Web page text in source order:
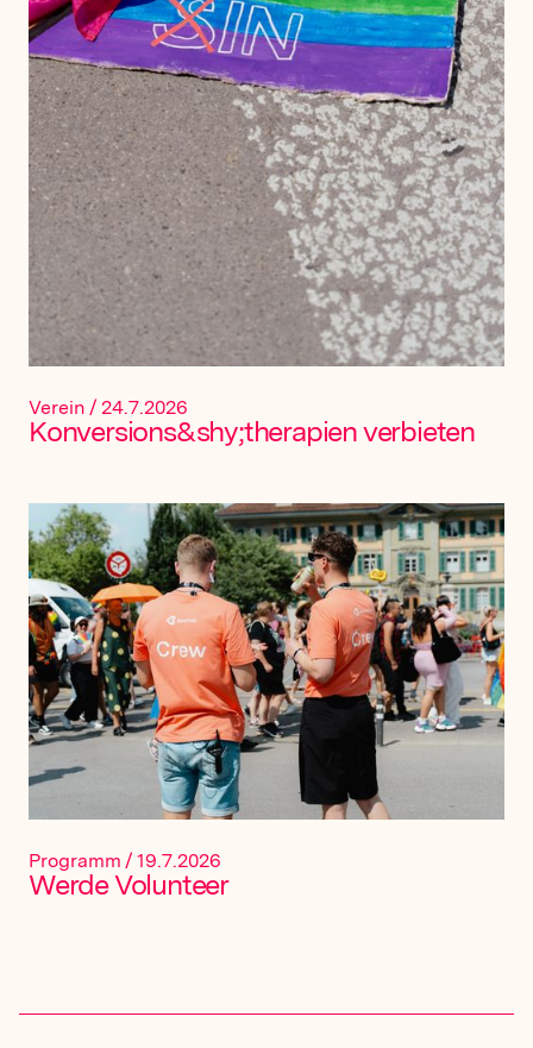
Verein / 24.7.2026
Konversions&shy;therapien verbieten
Programm / 19.7.2026
Werde Volunteer